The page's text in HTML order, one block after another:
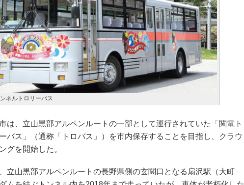
ネルトロリーバス
は、立山黒部アルペンルートの一部として運行されていた「関電ト
バス」（通称「トロバス」）を市内保存することを目指し、クラウ
グを開始した。
立山黒部アルペンルートの長野県側の玄関口となる扇沢駅（大町